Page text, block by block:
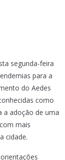
segunda-feira
para a
do Aedes
como
a adoção de uma
mais
cidade.